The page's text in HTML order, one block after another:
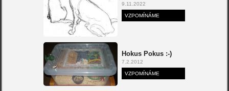
9.11.2022
VZPOMÍNÁME
Hokus Pokus :-)
7.2.2012
VZPOMÍNÁME